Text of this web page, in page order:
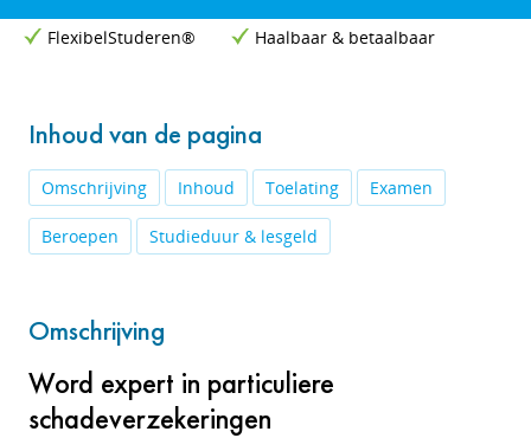
FlexibelStuderen® Haalbaar & betaalbaar
Inhoud van de pagina
Omschrijving Inhoud Toelating Examen
Beroepen Studieduur & lesgeld
Omschrijving
Word expert in particuliere
schadeverzekeringen